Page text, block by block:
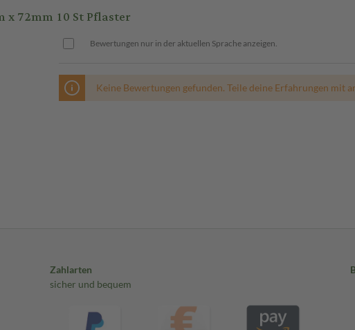
72mm 10 St Pflaster
Bewertungen nur in der aktuellen Sprache anzeigen.
Keine Bewertungen gefunden. Teile deine Erfahrungen mit
Zahlarten
sicher und bequem